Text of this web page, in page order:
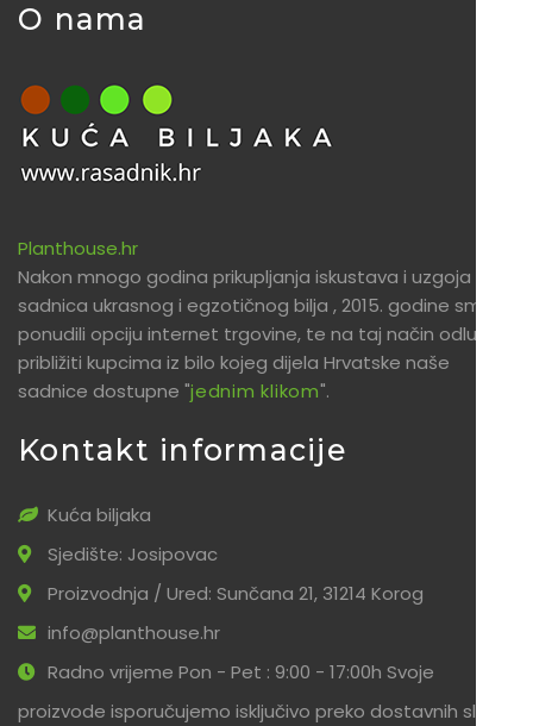
O nama
Planthouse.hr
Nakon mnogo godina prikupljanja iskustava i uzgoja
sadnica ukrasnog i egzotičnog bilja , 2015. godine smo
ponudili opciju internet trgovine, te na taj način odlučili
približiti kupcima iz bilo kojeg dijela Hrvatske naše
sadnice dostupne "jednim klikom".
Kontakt informacije
Kuća biljaka
Sjedište: Josipovac
Proizvodnja / Ured: Sunčana 21, 31214 Korog
info@planthouse.hr
Radno vrijeme Pon - Pet : 9:00 - 17:00h Svoje
proizvode isporučujemo isključivo preko dostavnih službi